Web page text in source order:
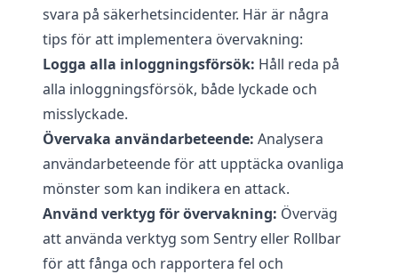
svara på säkerhetsincidenter. Här är några
tips för att implementera övervakning:
Logga alla inloggningsförsök: Håll reda på
alla inloggningsförsök, både lyckade och
misslyckade.
Övervaka användarbeteende: Analysera
användarbeteende för att upptäcka ovanliga
mönster som kan indikera en attack.
Använd verktyg för övervakning: Överväg
att använda verktyg som Sentry eller Rollbar
för att fånga och rapportera fel och